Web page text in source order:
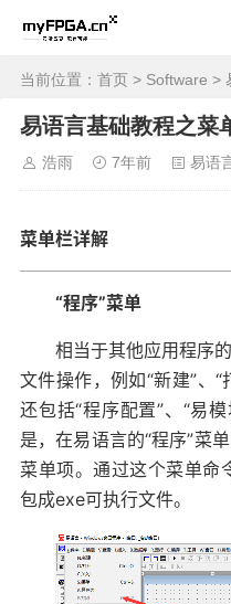
当前位置： 首页 > Software >
易语言基础教程之菜
浩雨 7年前 易语
菜单栏详解
“程序”菜单
相当于其他应用程序
文件操作，例如“新建”、“
还包括“程序配置”、“易
是，在易语言的“程序”菜
菜单项。通过这个菜单命
包成exe可执行文件。